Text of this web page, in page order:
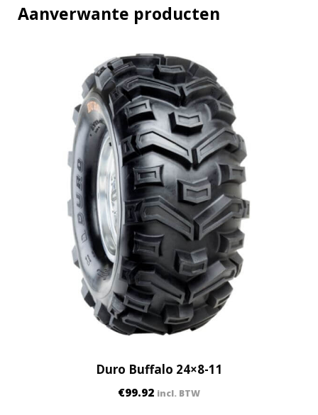
q
Aanverwante producten
Duro Buffalo 24×8-11
€99.92 incl. BTW